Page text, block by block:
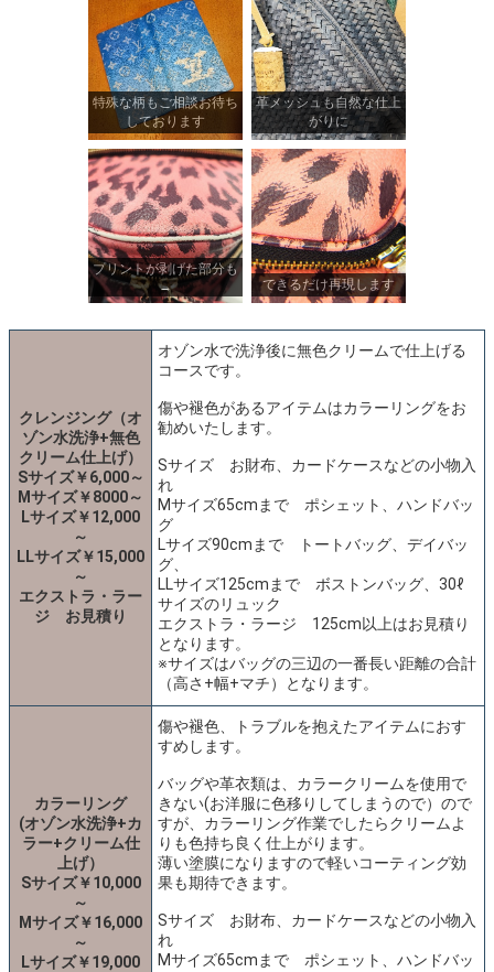
特殊な柄もご相談お待ち
しております
革メッシュも自然な仕上
がりに
プリントが剥げた部分も
→
できるだけ再現します
クレンジング（オ
ゾン水洗浄+無色
クリーム仕上げ）
Sサイズ￥6,000～
Mサイズ￥8000～
Lサイズ￥12,000
～
LLサイズ￥15,000
～
エクストラ・ラー
ジ お見積り
オゾン水で洗浄後に無色クリームで仕上げる
コースです。
傷や褪色があるアイテムはカラーリングをお
勧めいたします。
Sサイズ お財布、カードケースなどの小物入
れ
Mサイズ65cmまで ポシェット、ハンドバッ
グ
Lサイズ90cmまで トートバッグ、デイバッ
グ、
LLサイズ125cmまで ボストンバッグ、30ℓ
サイズのリュック
エクストラ・ラージ 125cm以上はお見積り
となります。
※サイズはバッグの三辺の一番長い距離の合計
（高さ+幅+マチ）となります。
カラーリング
(オゾン水洗浄+カ
ラー+クリーム仕
上げ）
Sサイズ￥10,000
～
Mサイズ￥16,000
～
Lサイズ￥19,000
傷や褪色、トラブルを抱えたアイテムにおす
すめします。
バッグや革衣類は、カラークリームを使用で
きない(お洋服に色移りしてしまうので）ので
すが、カラーリング作業でしたらクリームよ
りも色持ち良く仕上がります。
薄い塗膜になりますので軽いコーティング効
果も期待できます。
Sサイズ お財布、カードケースなどの小物入
れ
Mサイズ65cmまで ポシェット、ハンドバッ